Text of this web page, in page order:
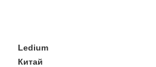
Ledium
Китай